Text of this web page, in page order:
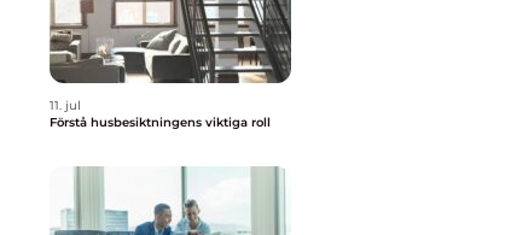
11. jul
Förstå husbesiktningens viktiga roll